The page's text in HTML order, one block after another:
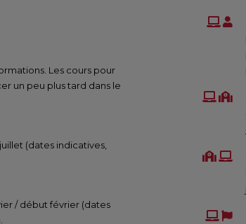
Les cours pour
un peu plus tard dans le
(dates indicatives,
/ début février (dates